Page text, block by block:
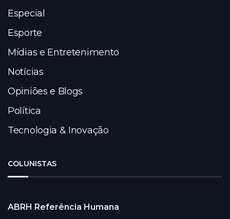
Especial
Esporte
Mídias e Entretenimento
Notícias
Opiniões e Blogs
Política
Tecnologia & Inovação
COLUNISTAS
ABRH Referência Humana